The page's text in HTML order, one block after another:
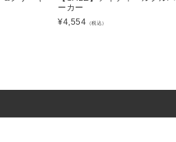
ーカー
¥4,554 （税込）